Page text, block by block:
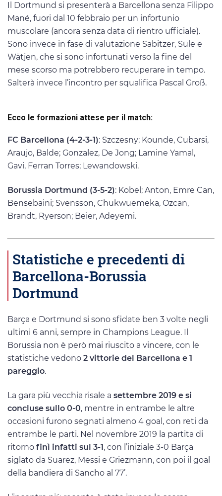
Il Dortmund si presenterà a Barcellona senza Filippo
Mané, fuori dal 10 febbraio per un infortunio
muscolare (ancora senza data di rientro ufficiale).
Sono invece in fase di valutazione Sabitzer, Süle e
Wätjen, che si sono infortunati verso la fine del
mese scorso ma potrebbero recuperare in tempo.
Salterà invece l’incontro per squalifica Pascal Groß.
Ecco le formazioni attese per il match:
FC Barcellona (4-2-3-1): Szczesny; Kounde, Cubarsi,
Araujo, Balde; Gonzalez, De Jong; Lamine Yamal,
Gavi, Ferran Torres; Lewandowski.
Borussia Dortmund (3-5-2): Kobel; Anton, Emre Can,
Bensebaini; Svensson, Chukwuemeka, Ozcan,
Brandt, Ryerson; Beier, Adeyemi.
Statistiche e precedenti di
Barcellona-Borussia
Dortmund
Barça e Dortmund si sono sfidate ben 3 volte negli
ultimi 6 anni, sempre in Champions League. Il
Borussia non è però mai riuscito a vincere, con le
statistiche vedono 2 vittorie del Barcellona e 1
pareggio.
La gara più vecchia risale a settembre 2019 e si
concluse sullo 0-0, mentre in entrambe le altre
occasioni furono segnati almeno 4 goal, con reti da
entrambe le parti. Nel novembre 2019 la partita di
ritorno finì infatti sul 3-1, con l’iniziale 3-0 Barça
siglato da Suarez, Messi e Griezmann, con poi il goal
della bandiera di Sancho al 77’.